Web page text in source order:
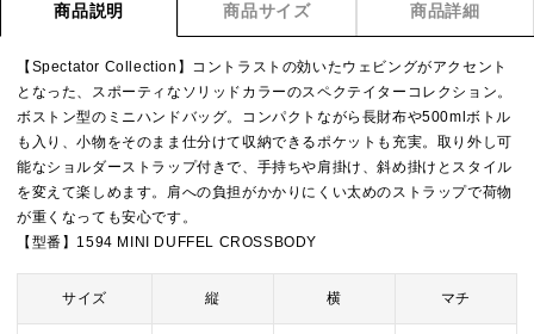
商品説明 商品サイズ 商品詳細
【Spectator Collection】コントラストの効いたウェビングがアクセント
となった、スポーティなソリッドカラーのスペクテイターコレクション。
ボストン型のミニハンドバッグ。コンパクトながら長財布や500mlボトル
も入り、小物をそのまま仕分けて収納できるポケットも充実。取り外し可
能なショルダーストラップ付きで、手持ちや肩掛け、斜め掛けとスタイル
を変えて楽しめます。肩への負担がかかりにくい太めのストラップで荷物
が重くなっても安心です。
【型番】1594 MINI DUFFEL CROSSBODY
サイズ 縦 横 マチ